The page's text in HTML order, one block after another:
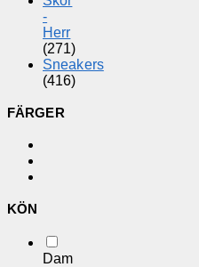
-
Herr
(271)
Sneakers
(416)
FÄRGER
KÖN
Dam